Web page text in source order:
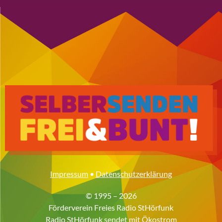
Impressum • Datenschutzerklärung
© 1995 – 2026
Förderverein Freies Radio StHörfunk
Radio StHörfunk sendet mitÖkostrom